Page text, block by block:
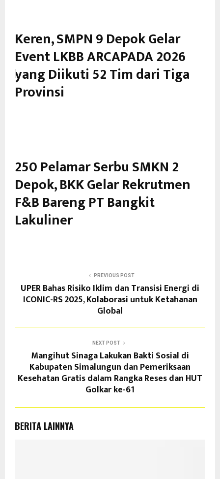
Keren, SMPN 9 Depok Gelar
Event LKBB ARCAPADA 2026
yang Diikuti 52 Tim dari Tiga
Provinsi
250 Pelamar Serbu SMKN 2
Depok, BKK Gelar Rekrutmen
F&B Bareng PT Bangkit
Lakuliner
PREVIOUS POST
UPER Bahas Risiko Iklim dan Transisi Energi di
ICONIC-RS 2025, Kolaborasi untuk Ketahanan
Global
NEXT POST
Mangihut Sinaga Lakukan Bakti Sosial di
Kabupaten Simalungun dan Pemeriksaan
Kesehatan Gratis dalam Rangka Reses dan HUT
Golkar ke-61
BERITA LAINNYA